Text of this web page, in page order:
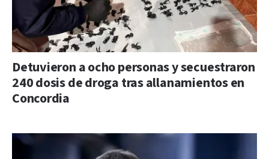
Detuvieron a ocho personas y secuestraron
240 dosis de droga tras allanamientos en
Concordia